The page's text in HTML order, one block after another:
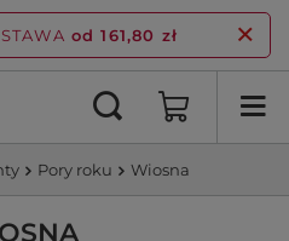
od 161,80 zł
Pory roku Wiosna